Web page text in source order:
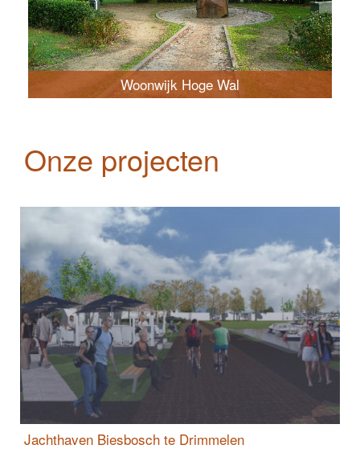
Woonwijk Hoge Wal
Onze projecten
Jachthaven Biesbosch te Drimmelen